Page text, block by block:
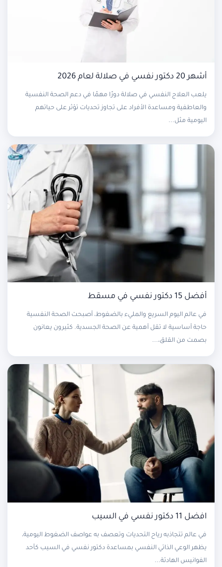
أشهر 20 دكتور نفسي في صلالة لعام 2026
يلعب العلاج النفسي في صلالة دورًا مهمًا في دعم الصحة النفسية
والعاطفية ومساعدة الأفراد على تجاوز تحديات تؤثر على حياتهم
اليومية مثل...
أفضل 15 دكتور نفسي في مسقط
في عالم اليوم السريع والمليء بالضغوط، أصبحت الصحة النفسية
حاجة أساسية لا تقل أهمية عن الصحة الجسدية. كثيرون يعانون
بصمت من القلق،...
افضل 11 دكتور نفسي في السيب
في عالم تتجاذبه رياح التحديات وتعصف به عواصف الضغوط اليومية،
يظهر الوعي الذاتي النفسي بمساعدة دكتور نفسي في السيب كأحد
الفوانيس الهادئة...